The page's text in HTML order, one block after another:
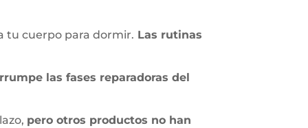
tu cuerpo para dormir. Las rutinas
las fases reparadoras del
pero otros productos no han